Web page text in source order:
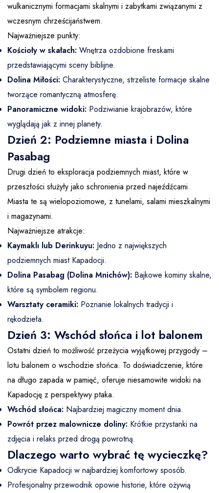
wulkanicznymi formacjami skalnymi i zabytkami związanymi z
wczesnym chrześcijaństwem.
Najważniejsze punkty:
Kościoły w skałach: Wnętrza ozdobione freskami
przedstawiającymi sceny biblijne.
Dolina Miłości: Charakterystyczne, strzeliste formacje skalne
tworzące romantyczną atmosferę.
Panoramiczne widoki: Podziwianie krajobrazów, które
wyglądają jak z innej planety.
Dzień 2: Podziemne miasta i Dolina
Pasabag
Drugi dzień to eksploracja podziemnych miast, które w
przeszłości służyły jako schronienia przed najeźdźcami.
Miasta te są wielopoziomowe, z tunelami, salami mieszkalnymi
i magazynami.
Najważniejsze atrakcje:
Kaymaklı lub Derinkuyu: Jedno z największych
podziemnych miast Kapadocji.
Dolina Pasabag (Dolina Mnichów): Bajkowe kominy skalne,
które są symbolem regionu.
Warsztaty ceramiki: Poznanie lokalnych tradycji i
rękodzieła.
Dzień 3: Wschód słońca i lot balonem
Ostatni dzień to możliwość przeżycia wyjątkowej przygody –
lotu balonem o wschodzie słońca. To doświadczenie, które
na długo zapada w pamięć, oferuje niesamowite widoki na
Kapadocję z perspektywy ptaka.
Wschód słońca: Najbardziej magiczny moment dnia.
Powrót przez malownicze doliny: Krótkie przystanki na
zdjęcia i relaks przed drogą powrotną.
Dlaczego warto wybrać tę wycieczkę?
Odkrycie Kapadocji w najbardziej komfortowy sposób.
Profesjonalny przewodnik opowie historie, które ożywią